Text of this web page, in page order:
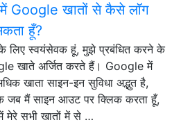
Google खातों से कैसे लॉग
हूँ?
लिए स्वयंसेवक हूं, मुझे प्रबंधित करने के
खाते अर्जित करते हैं। Google में
खाता साइन-इन सुविधा अद्भुत है,
जब मैं साइन आउट पर क्लिक करता हूँ,
मेरे सभी खातों में से …